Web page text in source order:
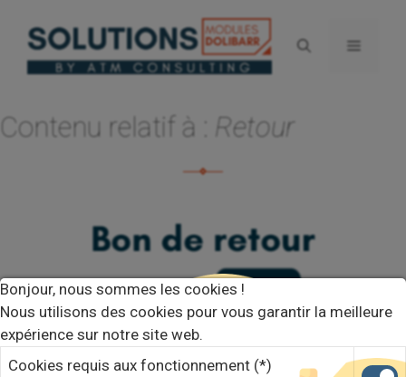
contenu
Contenu relatif à : Retour
Bonjour, nous sommes les cookies !
Nous utilisons des cookies pour vous garantir la meilleure
expérience sur notre site web.
Cookies requis aux fonctionnement (*)